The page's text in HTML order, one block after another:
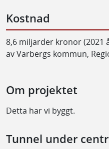
Kostnad
8,6 miljarder kronor (2021
av Varbergs kommun,
Om projektet
Detta har vi byggt.
Tunnel under